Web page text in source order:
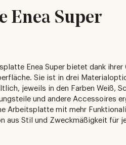
Enea Super
Enea Super bietet dank ihrer
Sie ist in drei
jeweils in den Farben Weiß,
und andere Accessoires
Arbeitsplatte mit mehr
aus Stil und Zweckmäßigkeit für